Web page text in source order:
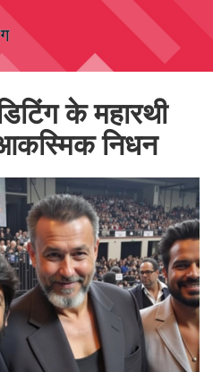
के महारथी
निधन